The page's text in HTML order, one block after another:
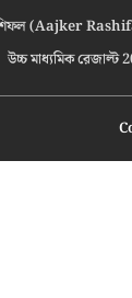
(Aajker
উচ্চ মাধ্যমিক